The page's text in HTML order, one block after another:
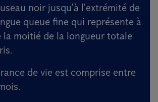
noir jusqu’à l’extrémité de
queue fine qui représente à
la moitié de la longueur totale
de vie est comprise entre